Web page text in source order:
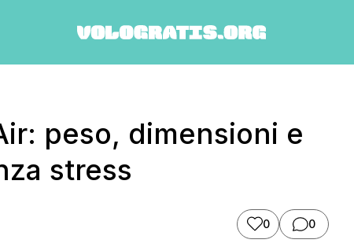
peso, dimensioni e
stress
0 0